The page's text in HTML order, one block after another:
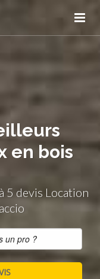
en bois
5 devis Location